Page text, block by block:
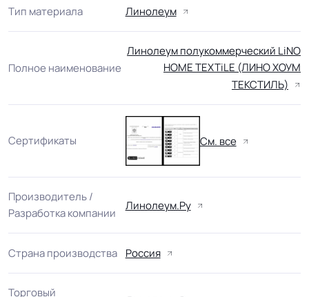
Тип материала Линолеум
Полное наименование
Линолеум полукоммерческий LiNO
HOME TEXTiLE (ЛИНО ХОУМ
ТЕКСТИЛЬ)
Сертификаты См. все
Производитель /
Разработка компании
Линолеум.Ру
Страна производства Россия
Торговый